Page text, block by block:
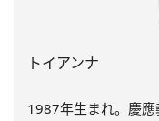
トイアンナ
1987年生まれ。慶應